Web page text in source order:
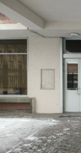
Перейти к основному